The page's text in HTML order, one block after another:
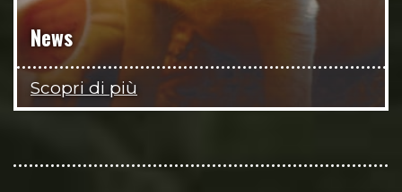
News
Scopri di più